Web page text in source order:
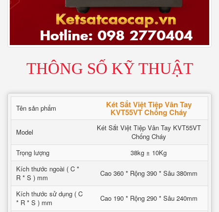
THÔNG SỐ KỸ THUẬT
Tên sản phẩm Két Sắt Việt Tiệp Vân Tay
KVT55VT Chống Cháy
Model
Két Sắt Việt Tiệp Vân Tay KVT55VT
Chống Cháy
Trọng lượng
38kg ± 10Kg
Kích thước ngoài ( C *
R * S ) mm
Cao 360 * Rộng 390 * Sâu 380mm
Kích thước sử dụng ( C
* R * S ) mm
Cao 190 * Rộng 290 * Sâu 240mm